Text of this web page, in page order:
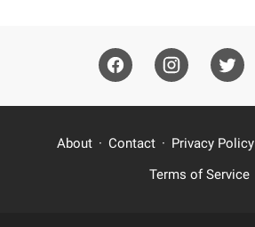
About Contact Privacy Policy
Terms of Service